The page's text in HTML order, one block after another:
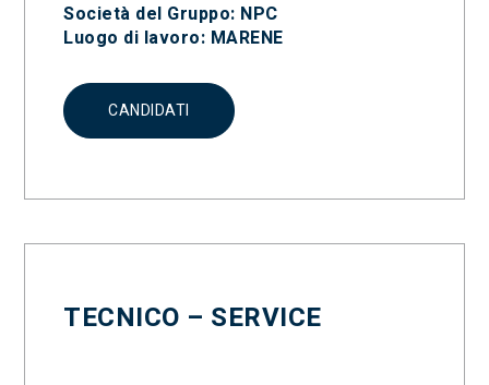
Società del Gruppo: NPC
Luogo di lavoro: MARENE
CANDIDATI
TECNICO – SERVICE